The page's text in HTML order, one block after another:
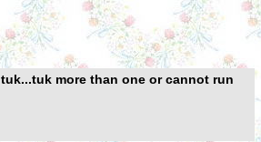
tuk...tuk more than one or cannot run